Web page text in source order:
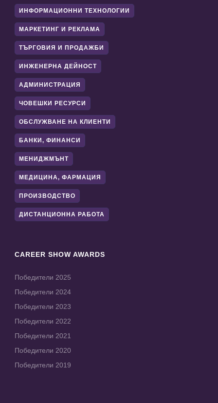
ИНФОРМАЦИОННИ ТЕХНОЛОГИИ
МАРКЕТИНГ И РЕКЛАМА
ТЪРГОВИЯ И ПРОДАЖБИ
ИНЖЕНЕРНА ДЕЙНОСТ
АДМИНИСТРАЦИЯ
ЧОВЕШКИ РЕСУРСИ
ОБСЛУЖВАНЕ НА КЛИЕНТИ
БАНКИ, ФИНАНСИ
МЕНИДЖМЪНТ
МЕДИЦИНА, ФАРМАЦИЯ
ПРОИЗВОДСТВО
ДИСТАНЦИОННА РАБОТА
CAREER SHOW AWARDS
Победители 2025
Победители 2024
Победители 2023
Победители 2022
Победители 2021
Победители 2020
Победители 2019